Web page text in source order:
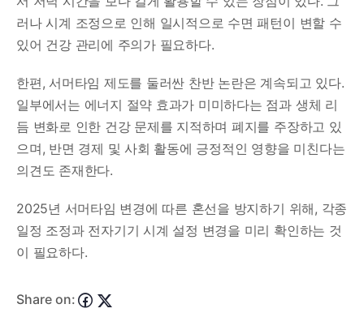
러나 시계 조정으로 인해 일시적으로 수면 패턴이 변할 수
있어 건강 관리에 주의가 필요하다.
한편, 서머타임 제도를 둘러싼 찬반 논란은 계속되고 있다.
일부에서는 에너지 절약 효과가 미미하다는 점과 생체 리
듬 변화로 인한 건강 문제를 지적하며 폐지를 주장하고 있
으며, 반면 경제 및 사회 활동에 긍정적인 영향을 미친다는
의견도 존재한다.
2025년 서머타임 변경에 따른 혼선을 방지하기 위해, 각종
일정 조정과 전자기기 시계 설정 변경을 미리 확인하는 것
이 필요하다.
Share on: